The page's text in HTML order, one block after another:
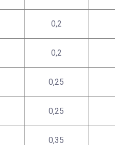
0,2
0,2
0,25
0,25
0,35